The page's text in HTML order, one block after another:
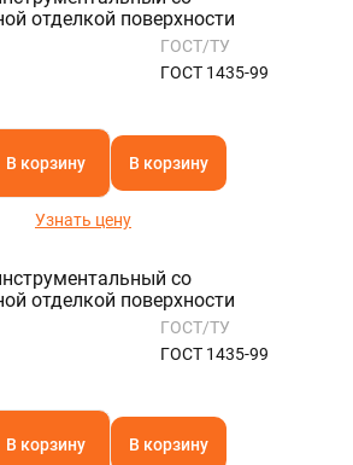
отделкой поверхности
ГОСТ/ТУ
ГОСТ 1435-99
В корзину В корзину
Узнать цену
со
отделкой поверхности
ГОСТ/ТУ
ГОСТ 1435-99
В корзину В корзину